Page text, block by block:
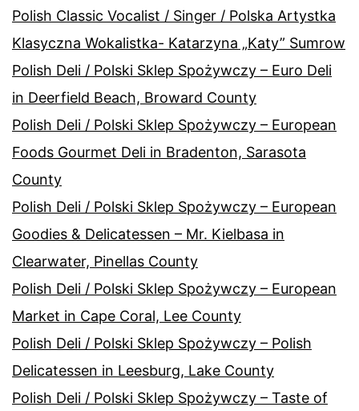
Polish Classic Vocalist / Singer / Polska Artystka
Klasyczna Wokalistka- Katarzyna „Katy” Sumrow
Polish Deli / Polski Sklep Spożywczy – Euro Deli
in Deerfield Beach, Broward County
Polish Deli / Polski Sklep Spożywczy – European
Foods Gourmet Deli in Bradenton, Sarasota
County
Polish Deli / Polski Sklep Spożywczy – European
Goodies & Delicatessen – Mr. Kielbasa in
Clearwater, Pinellas County
Polish Deli / Polski Sklep Spożywczy – European
Market in Cape Coral, Lee County
Polish Deli / Polski Sklep Spożywczy – Polish
Delicatessen in Leesburg, Lake County
Polish Deli / Polski Sklep Spożywczy – Taste of